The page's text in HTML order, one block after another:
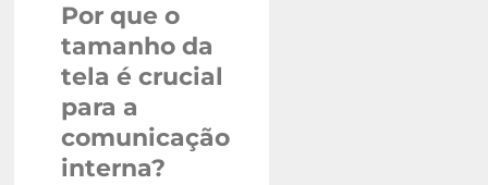
Por que o
tamanho da
tela é crucial
para a
comunicação
interna?